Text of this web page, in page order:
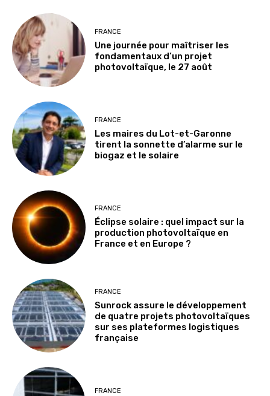
FRANCE
Une journée pour maîtriser les
fondamentaux d’un projet
photovoltaïque, le 27 août
FRANCE
Les maires du Lot-et-Garonne
tirent la sonnette d’alarme sur le
biogaz et le solaire
FRANCE
Éclipse solaire : quel impact sur la
production photovoltaïque en
France et en Europe ?
FRANCE
Sunrock assure le développement
de quatre projets photovoltaïques
sur ses plateformes logistiques
française
FRANCE